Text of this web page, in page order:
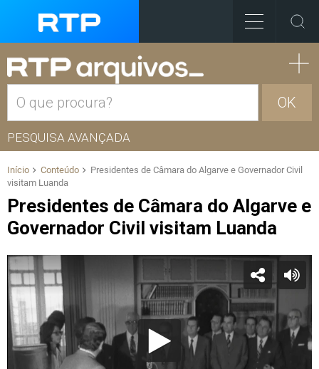
OK
PESQUISA AVANÇADA
Início Conteúdo
Presidentes de Câmara do Algarve e Governador Civil
visitam Luanda
Presidentes de Câmara do Algarve e
Governador Civil visitam Luanda